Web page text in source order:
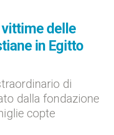
delle
in Egitto
di
dalla fondazione
copte